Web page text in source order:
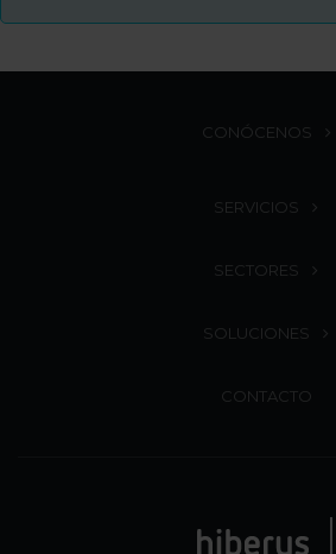
CONÓCENOS
SERVICIOS
SECTORES
SOLUCIONES
CONTACTO